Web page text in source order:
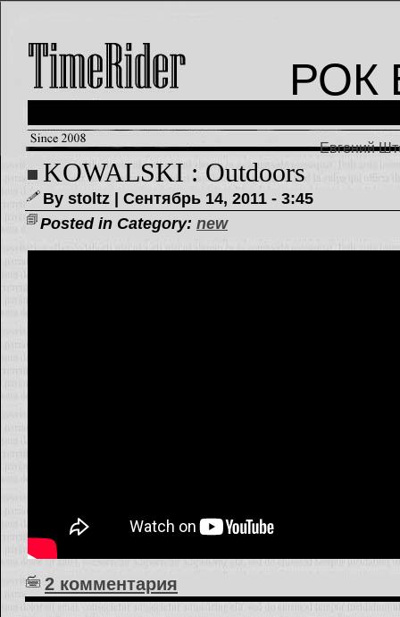
РОК
Евгений
KOWALSKI : Outdoors
By stoltz | Сентябрь 14, 2011 - 3:45
Posted in Category: new
2 комментария